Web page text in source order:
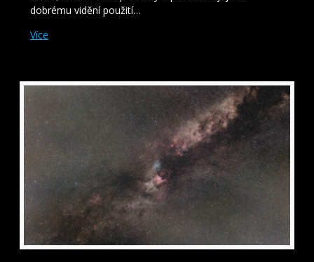
dobrému vidění použití…
Více